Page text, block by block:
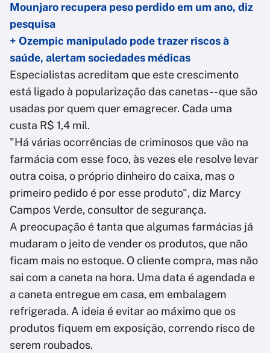
Mounjaro recupera peso perdido em um ano, diz
pesquisa
+ Ozempic manipulado pode trazer riscos à
saúde, alertam sociedades médicas
Especialistas acreditam que este crescimento
está ligado à popularização das canetas -- que são
usadas por quem quer emagrecer. Cada uma
custa R$ 1,4 mil.
"Há várias ocorrências de criminosos que vão na
farmácia com esse foco, às vezes ele resolve levar
outra coisa, o próprio dinheiro do caixa, mas o
primeiro pedido é por esse produto", diz Marcy
Campos Verde, consultor de segurança.
A preocupação é tanta que algumas farmácias já
mudaram o jeito de vender os produtos, que não
ficam mais no estoque. O cliente compra, mas não
sai com a caneta na hora. Uma data é agendada e
a caneta entregue em casa, em embalagem
refrigerada. A ideia é evitar ao máximo que os
produtos fiquem em exposição, correndo risco de
serem roubados.